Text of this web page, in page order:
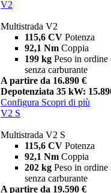
V2
Multistrada V2
115,6 CV Potenza
92,1 Nm Coppia
199 kg Peso in ordine
senza carburante
A partire da 16.890 €
Depotenziata 35 kW:
Configura Scopri di più
V2 S
Multistrada V2 S
115,6 CV Potenza
92,1 Nm Coppia
202 kg Peso in ordine
senza carburante
A partire da 19.590 €